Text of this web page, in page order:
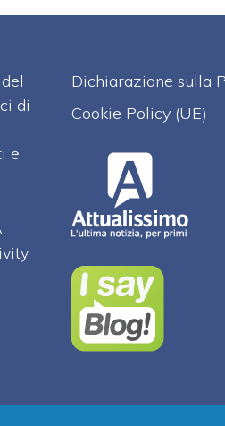
di
e
Dichiarazione sulla
Cookie Policy (UE)